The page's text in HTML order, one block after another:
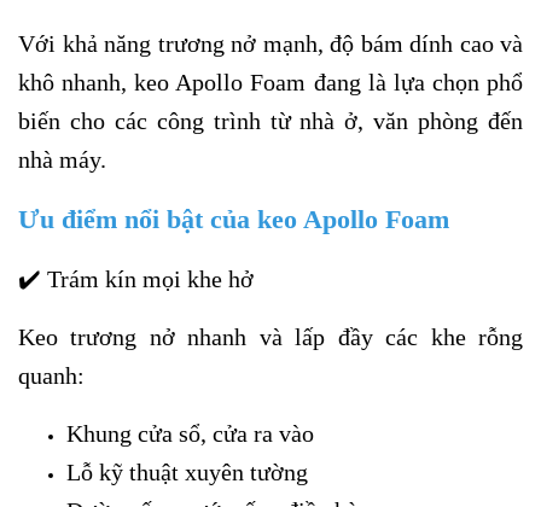
Với khả năng trương nở mạnh, độ bám dính cao và
khô nhanh, keo Apollo Foam đang là lựa chọn phổ
biến cho các công trình từ nhà ở, văn phòng đến
nhà máy.
Ưu điểm nổi bật của keo Apollo Foam
✔️ Trám kín mọi khe hở
Keo trương nở nhanh và lấp đầy các khe rỗng
quanh:
Khung cửa sổ, cửa ra vào
Lỗ kỹ thuật xuyên tường